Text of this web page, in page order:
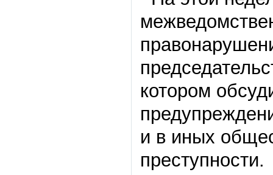
котором
и в иных
преступности.